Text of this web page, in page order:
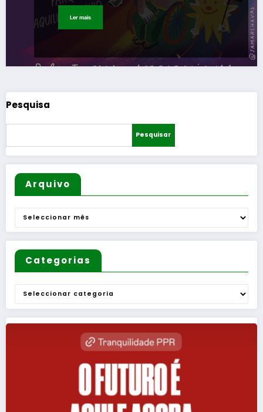
Ler mais
Pesquisa
Pesquisar
Arquivo
Arquivo
Categorias
Categorias